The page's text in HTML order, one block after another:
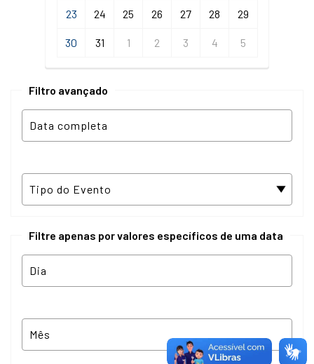
23 24 25 26 27 28 29
30 31 1 2 3 4 5
Filtro avançado
Filtre apenas por valores específicos de uma data